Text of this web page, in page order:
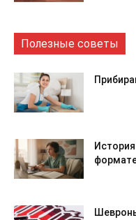
Полезные советы